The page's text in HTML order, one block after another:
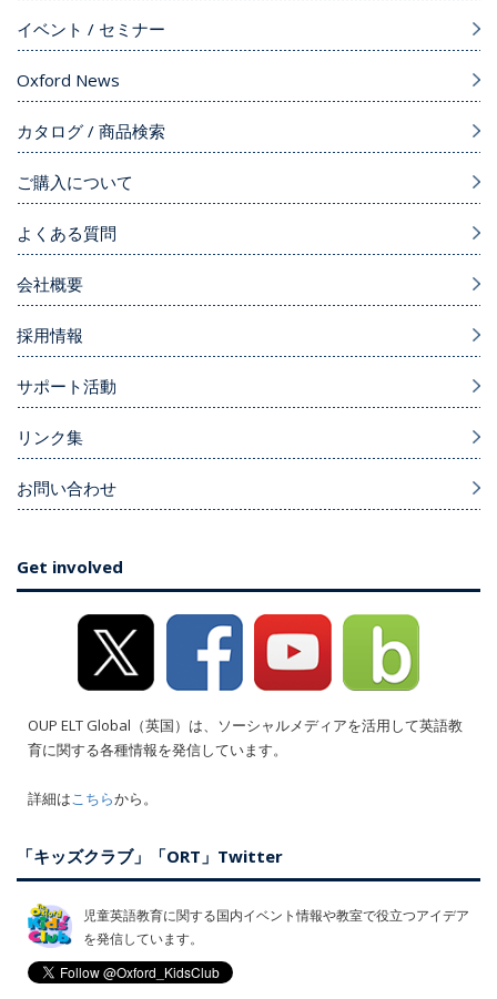
イベント / セミナー
Oxford News
カタログ / 商品検索
ご購入について
よくある質問
会社概要
採用情報
サポート活動
リンク集
お問い合わせ
Get involved
OUP ELT Global（英国）は、ソーシャルメディアを活用して英語教
育に関する各種情報を発信しています。
詳細はこちらから。
「キッズクラブ」「ORT」Twitter
児童英語教育に関する国内イベント情報や教室で役立つアイデア
を発信しています。